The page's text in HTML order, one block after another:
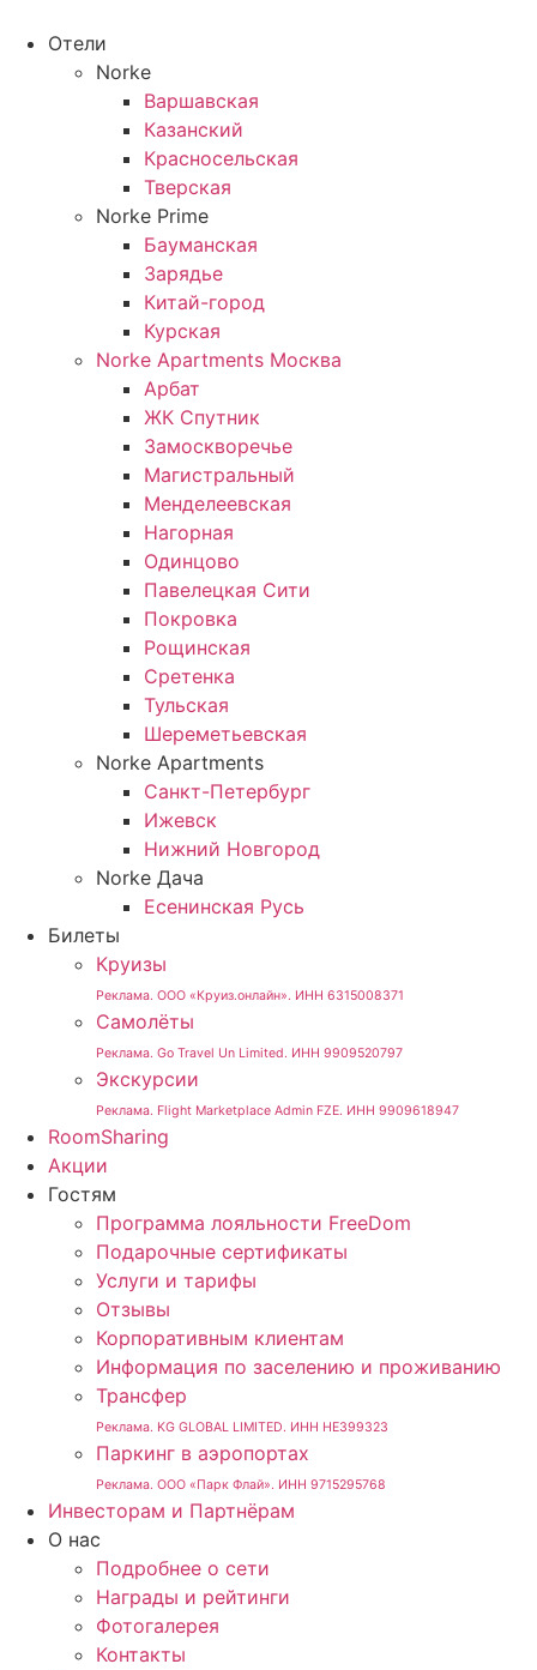
содержимому
Отели
Norke
Варшавская
Казанский
Красносельская
Тверская
Norke Prime
Бауманская
Зарядье
Китай-город
Курская
Norke Apartments Москва
Арбат
ЖК Спутник
Замоскворечье
Магистральный
Менделеевская
Нагорная
Одинцово
Павелецкая Сити
Покровка
Рощинская
Сретенка
Тульская
Шереметьевская
Norke Apartments
Санкт-Петербург
Ижевск
Нижний Новгород
Norke Дача
Есенинская Русь
Билеты
Круизы
Реклама. ООО «Круиз.онлайн». ИНН 6315008371
Самолёты
Реклама. Go Travel Un Limited. ИНН 9909520797
Экскурсии
Реклама. Flight Marketplace Admin FZE. ИНН 9909618947
RoomSharing
Акции
Гостям
Программа лояльности FreeDom
Подарочные сертификаты
Услуги и тарифы
Отзывы
Корпоративным клиентам
Информация по заселению и проживанию
Трансфер
Реклама. KG GLOBAL LIMITED. ИНН HE399323
Паркинг в аэропортах
Реклама. ООО «Парк Флай». ИНН 9715295768
Инвесторам и Партнёрам
О нас
Подробнее о сети
Награды и рейтинги
Фотогалерея
Контакты